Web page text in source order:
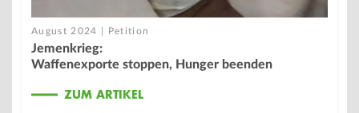
August 2024 | Petition
Jemenkrieg:
Waffenexporte stoppen, Hunger beenden
ZUM ARTIKEL